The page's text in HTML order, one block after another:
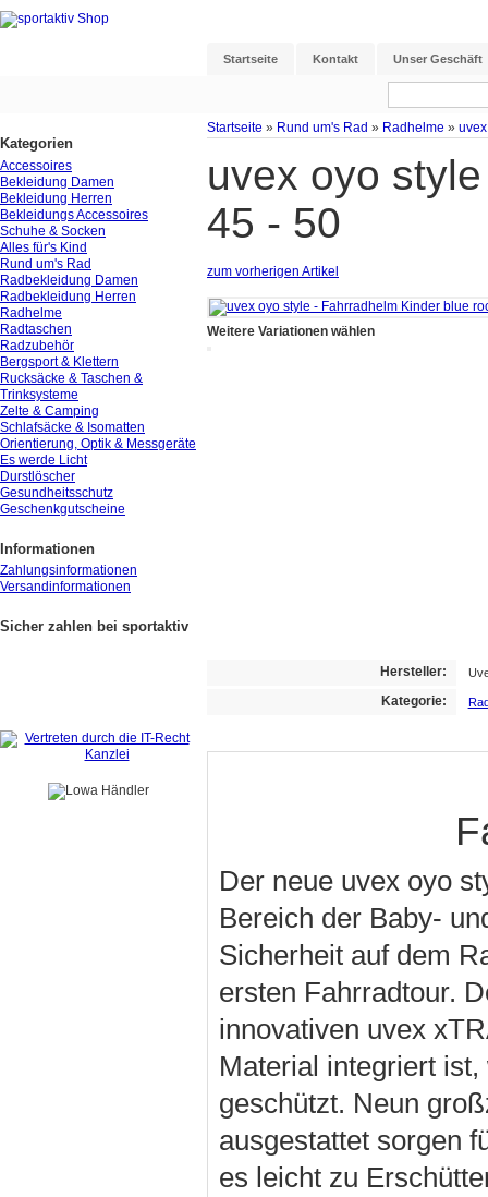
Startseite Kontakt Unser Geschäft
Startseite » Rund um's Rad » Radhelme »
uvex oyo
45 - 50
zum vorherigen Artikel
Weitere Variationen wählen
Hersteller:
Kategorie:
Der neue uvex oyo
Bereich der Baby-
Sicherheit auf dem
ersten Fahrradtour.
innovativen uvex
Material integriert
geschützt. Neun
ausgestattet sorgen
es leicht zu
Kategorien
Accessoires
Bekleidung Damen
Bekleidung Herren
Bekleidungs Accessoires
Schuhe & Socken
Alles für's Kind
Rund um's Rad
Radbekleidung Damen
Radbekleidung Herren
Radhelme
Radtaschen
Radzubehör
Bergsport & Klettern
Rucksäcke & Taschen &
Trinksysteme
Zelte & Camping
Schlafsäcke & Isomatten
Orientierung, Optik & Messgeräte
Es werde Licht
Durstlöscher
Gesundheitsschutz
Geschenkgutscheine
Informationen
Zahlungsinformationen
Versandinformationen
Sicher zahlen bei sportaktiv